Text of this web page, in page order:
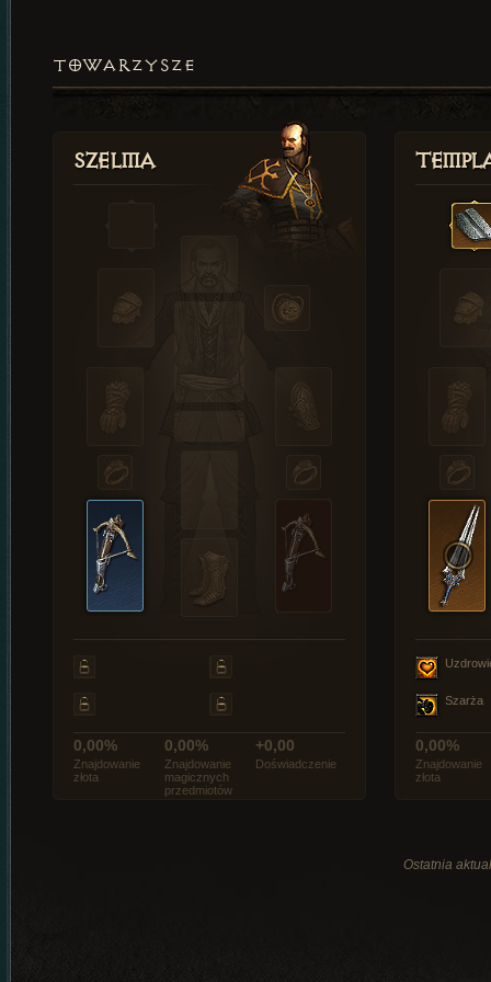
TOWARZYSZE
Szelma
0,00%
Znajdowanie
złota
0,00%
Znajdowanie
magicznych
przedmiotów
+0,00
Doświadczenie
Szarża
0,00%
Znajdowanie
złota
Ostatnia